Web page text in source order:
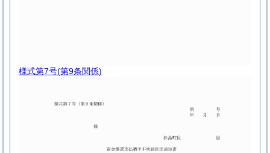
様式第7号(第9条関係)